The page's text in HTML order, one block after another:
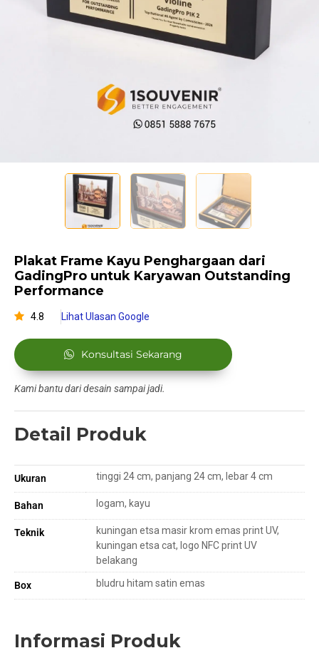
Plakat Frame Kayu Penghargaan dari
GadingPro untuk Karyawan Outstanding
Performance
4.8 Lihat Ulasan Google
Konsultasi Sekarang
Kami bantu dari desain sampai jadi.
Detail Produk
Ukuran tinggi 24 cm, panjang 24 cm, lebar 4 cm
Bahan logam, kayu
Teknik
kuningan etsa masir krom emas print UV,
kuningan etsa cat, logo NFC print UV
belakang
Box bludru hitam satin emas
Informasi Produk